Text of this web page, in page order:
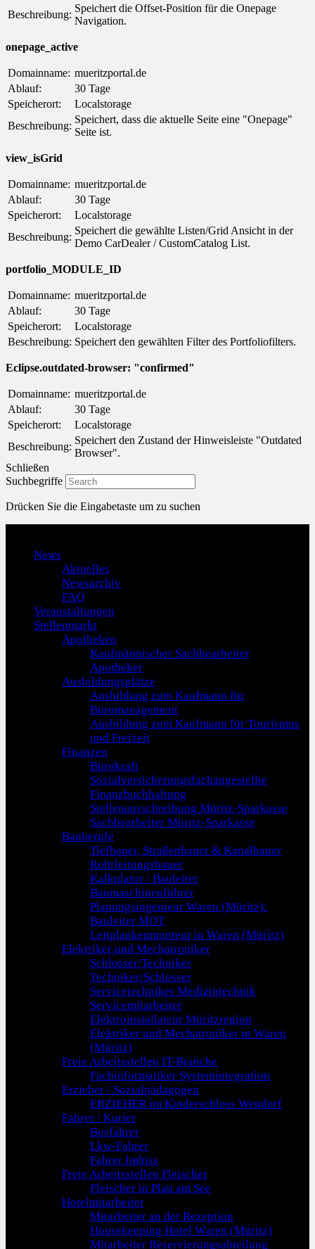
Beschreibung:
Speichert die Offset-Position für die Onepage
Navigation.
onepage_active
Domainname: mueritzportal.de
Ablauf:
30 Tage
Speicherort:
Localstorage
Beschreibung:
Speichert, dass die aktuelle Seite eine "Onepage"
Seite ist.
view_isGrid
Domainname: mueritzportal.de
Ablauf:
30 Tage
Speicherort:
Localstorage
Beschreibung:
Speichert die gewählte Listen/Grid Ansicht in der
Demo CarDealer / CustomCatalog List.
portfolio_MODULE_ID
Domainname: mueritzportal.de
Ablauf:
30 Tage
Speicherort:
Localstorage
Beschreibung: Speichert den gewählten Filter des Portfoliofilters.
Eclipse.outdated-browser: "confirmed"
Domainname: mueritzportal.de
Ablauf:
30 Tage
Speicherort:
Localstorage
Beschreibung:
Speichert den Zustand der Hinweisleiste "Outdated
Browser".
Schließen
Suchbegriffe
Drücken Sie die Eingabetaste um zu suchen
News
Aktuelles
Newsarchiv
FAQ
Veranstaltungen
Stellenmarkt
Apotheken
Kaufmännischer Sachbearbeiter
Apotheker
Ausbildungsplätze
Ausbildung zum Kaufmann für
Büromanagement
Ausbildung zum Kaufmann für Tourismus
und Freizeit
Finanzen
Bürokraft
Sozialversicherungsfachangestellte
Finanzbuchhaltung
Stellenausschreibung Müritz-Sparkasse
Sachbearbeiter Müritz-Sparkasse
Bauberufe
Tiefbauer, Straßenbauer & Kanalbauer
Rohrleitungsbauer
Kalkulator / Bauleiter
Baumaschinenführer
Planungsingenieur Waren (Müritz):
Bauleiter MOT
Leitplankenmonteur in Waren (Müritz)
Elektriker und Mechatroniker
Schlosser/Techniker
Techniker/Schlosser
Servicetechniker Medizintechnik
Servicemitarbeiter
Elektroinstallateur Müritzregion
Elektriker und Mechatroniker in Waren
(Müritz)
Freie Arbeitsstellen IT-Branche
Fachinformatiker Systemintegration
Erzieher / Sozialpädagogen
ERZIEHER im Kinderschloss Wendorf
Fahrer / Kurier
Busfahrer
Lkw-Fahrer
Fahrer Imbiss
Freie Arbeitsstellen Fleischer
Fleischer in Plau am See
Hotelmitarbeiter
Mitarbeiter an der Rezeption
Housekeeping Hotel Waren (Müritz)
Mitarbeiter Reservierungsabteilung